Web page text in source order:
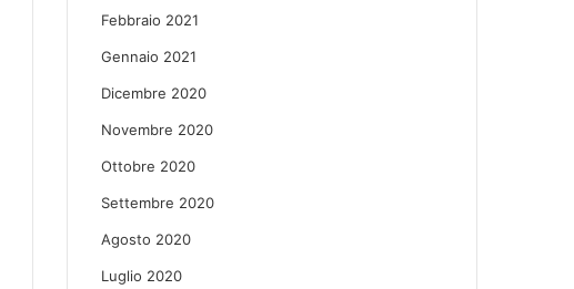
Febbraio 2021
Gennaio 2021
Dicembre 2020
Novembre 2020
Ottobre 2020
Settembre 2020
Agosto 2020
Luglio 2020